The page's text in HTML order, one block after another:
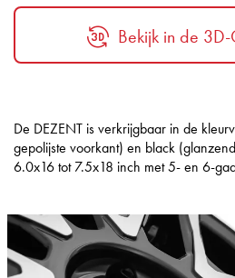
Bekijk in de
De DEZENT is verkrijgbaar in de
gepolijste voorkant) en black
6.0x16 tot 7.5x18 inch met 5- en 6-